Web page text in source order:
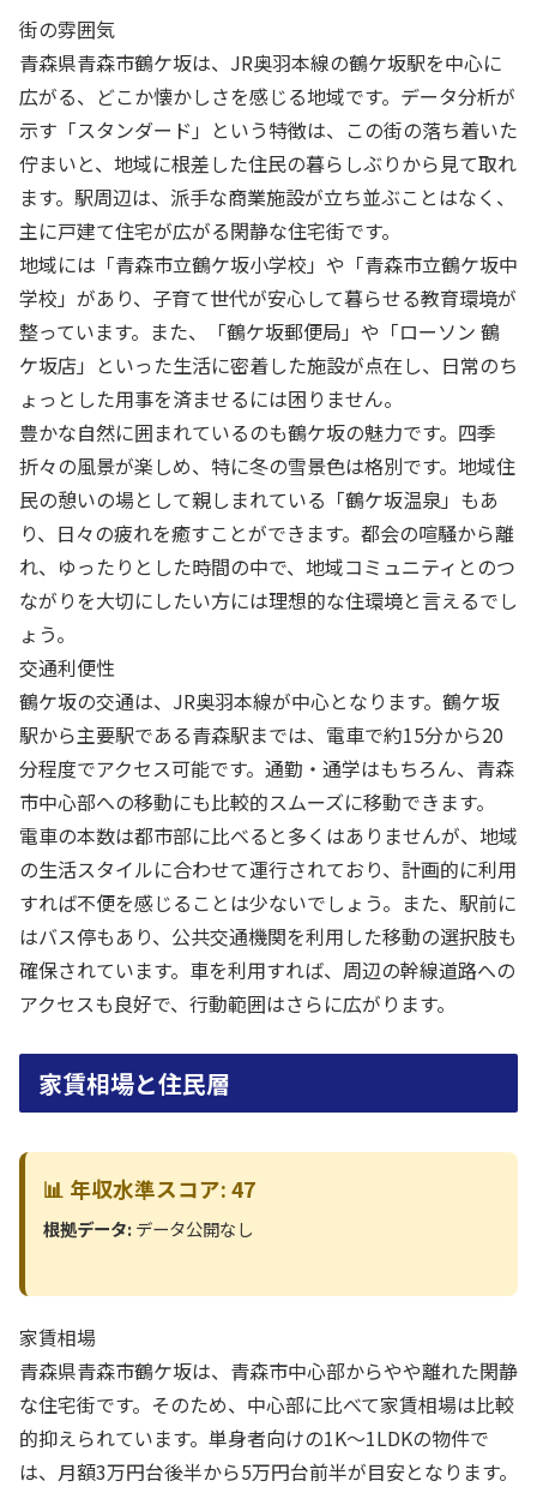
街の雰囲気
青森県青森市鶴ケ坂は、JR奥羽本線の鶴ケ坂駅を中心に
広がる、どこか懐かしさを感じる地域です。データ分析が
示す「スタンダード」という特徴は、この街の落ち着いた
佇まいと、地域に根差した住民の暮らしぶりから見て取れ
ます。駅周辺は、派手な商業施設が立ち並ぶことはなく、
主に戸建て住宅が広がる閑静な住宅街です。
地域には「青森市立鶴ケ坂小学校」や「青森市立鶴ケ坂中
学校」があり、子育て世代が安心して暮らせる教育環境が
整っています。また、「鶴ケ坂郵便局」や「ローソン 鶴
ケ坂店」といった生活に密着した施設が点在し、日常のち
ょっとした用事を済ませるには困りません。
豊かな自然に囲まれているのも鶴ケ坂の魅力です。四季
折々の風景が楽しめ、特に冬の雪景色は格別です。地域住
民の憩いの場として親しまれている「鶴ケ坂温泉」もあ
り、日々の疲れを癒すことができます。都会の喧騒から離
れ、ゆったりとした時間の中で、地域コミュニティとのつ
ながりを大切にしたい方には理想的な住環境と言えるでし
ょう。
交通利便性
鶴ケ坂の交通は、JR奥羽本線が中心となります。鶴ケ坂
駅から主要駅である青森駅までは、電車で約15分から20
分程度でアクセス可能です。通勤・通学はもちろん、青森
市中心部への移動にも比較的スムーズに移動できます。
電車の本数は都市部に比べると多くはありませんが、地域
の生活スタイルに合わせて運行されており、計画的に利用
すれば不便を感じることは少ないでしょう。また、駅前に
はバス停もあり、公共交通機関を利用した移動の選択肢も
確保されています。車を利用すれば、周辺の幹線道路への
アクセスも良好で、行動範囲はさらに広がります。
家賃相場と住民層
📊 年収水準スコア: 47
根拠データ:データ公開なし
家賃相場
青森県青森市鶴ケ坂は、青森市中心部からやや離れた閑静
な住宅街です。そのため、中心部に比べて家賃相場は比較
的抑えられています。単身者向けの1K～1LDKの物件で
は、月額3万円台後半から5万円台前半が目安となります。